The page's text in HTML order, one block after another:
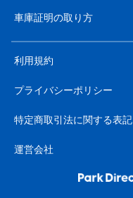
車庫証明の取り方
利用規約
プライバシーポリシー
特定商取引法に関する表記
運営会社